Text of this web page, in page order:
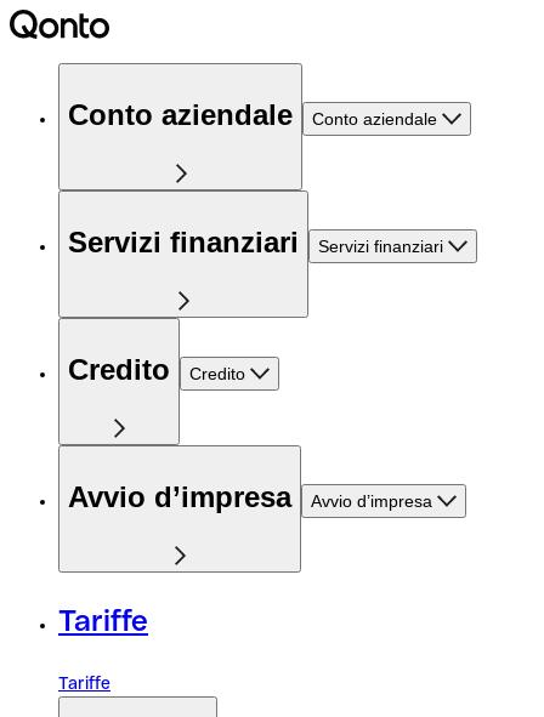
Conto aziendale Conto aziendale
Servizi finanziari Servizi finanziari
Credito Credito
Avvio d’impresa Avvio d’impresa
Tariffe
Tariffe